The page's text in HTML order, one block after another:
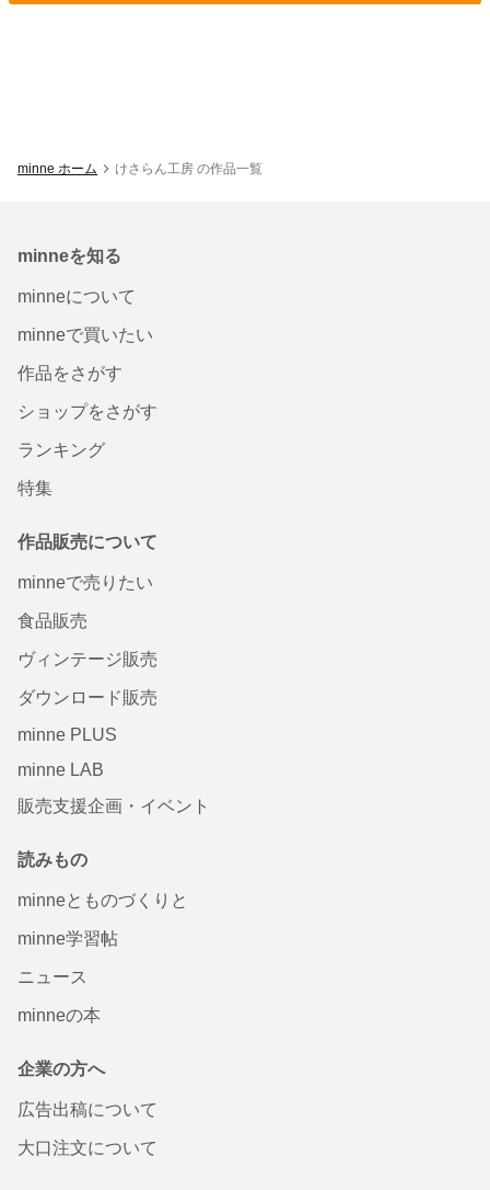
minne ホーム けさらん工房 の作品一覧
minneを知る
minneについて
minneで買いたい
作品をさがす
ショップをさがす
ランキング
特集
作品販売について
minneで売りたい
食品販売
ヴィンテージ販売
ダウンロード販売
minne PLUS
minne LAB
販売支援企画・イベント
読みもの
minneとものづくりと
minne学習帖
ニュース
minneの本
企業の方へ
広告出稿について
大口注文について